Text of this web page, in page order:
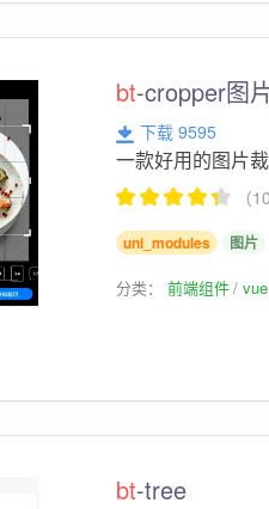
bt-cropper图
下载 9595
一款好用的图片
（
uni_modules 图片
分类：前端组件
bt-tree